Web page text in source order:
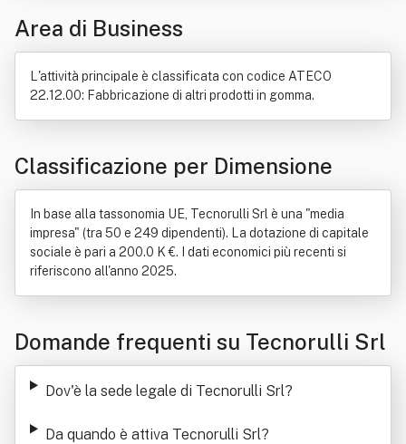
Decreto legislativo
Norma giuridica
Area di Business
L'attività principale è classificata con codice ATECO
22.12.00: Fabbricazione di altri prodotti in gomma.
Classificazione per Dimensione
In base alla tassonomia UE, Tecnorulli Srl è una "media
impresa" (tra 50 e 249 dipendenti). La dotazione di capitale
sociale è pari a 200.0 K €. I dati economici più recenti si
riferiscono all'anno 2025.
Domande frequenti su Tecnorulli Srl
Dov'è la sede legale di Tecnorulli Srl?
Da quando è attiva Tecnorulli Srl?